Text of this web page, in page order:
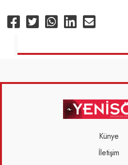
Künye
İletişim